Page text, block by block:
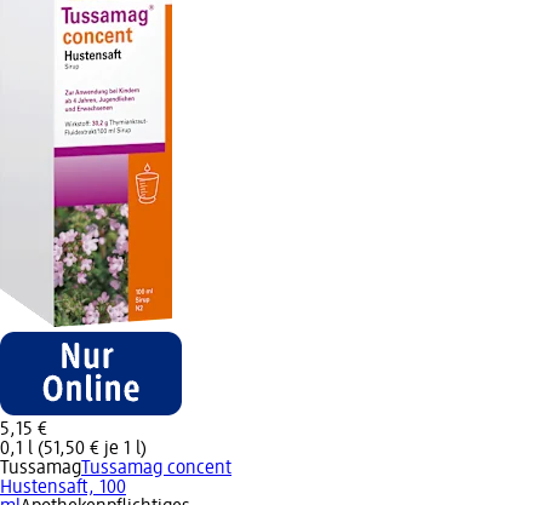
5,15 €
0,1 l (51,50 € je 1 l)
Tussamag Tussamag concent
Hustensaft, 100